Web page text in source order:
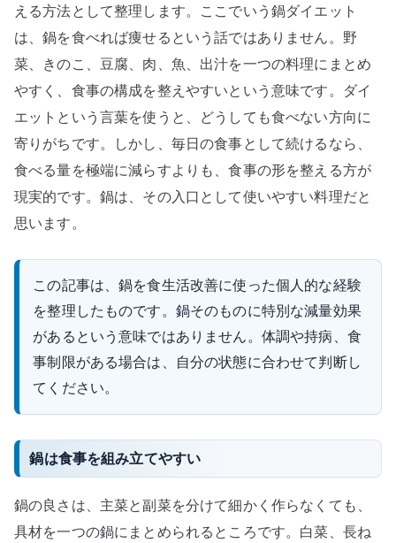
える方法として整理します。ここでいう鍋ダイエット
は、鍋を食べれば痩せるという話ではありません。野
菜、きのこ、豆腐、肉、魚、出汁を一つの料理にまとめ
やすく、食事の構成を整えやすいという意味です。ダイ
エットという言葉を使うと、どうしても食べない方向に
寄りがちです。しかし、毎日の食事として続けるなら、
食べる量を極端に減らすよりも、食事の形を整える方が
現実的です。鍋は、その入口として使いやすい料理だと
思います。
この記事は、鍋を食生活改善に使った個人的な経験
を整理したものです。鍋そのものに特別な減量効果
があるという意味ではありません。体調や持病、食
事制限がある場合は、自分の状態に合わせて判断し
てください。
鍋は食事を組み立てやすい
鍋の良さは、主菜と副菜を分けて細かく作らなくても、
具材を一つの鍋にまとめられるところです。白菜、長ね